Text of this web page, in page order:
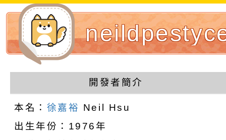
設計者：徐
hsu
開發者簡介
本名： 徐嘉裕 Neil Hsu
出生年份：1976年